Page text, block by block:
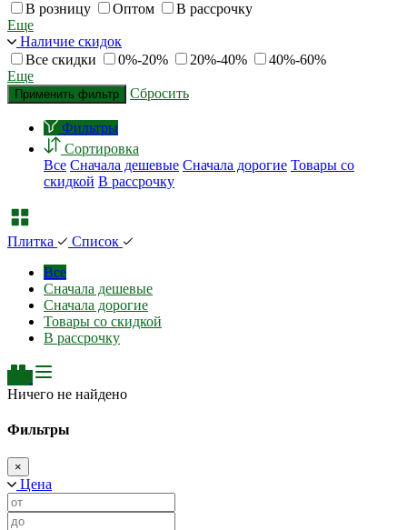
В розницу Оптом
В рассрочку
Еще
Наличие скидок
Все скидки
0%-20% 20%-40%
40%-60%
Еще
Применить фильтр Сбросить
Фильтры
Сортировка
Все Сначала дешевые Сначала дорогие Товары со
скидкой В рассрочку
Плитка
Список
Все
Сначала дешевые
Сначала дорогие
Товары со скидкой
В рассрочку
Ничего не найдено
Фильтры
×
Цена